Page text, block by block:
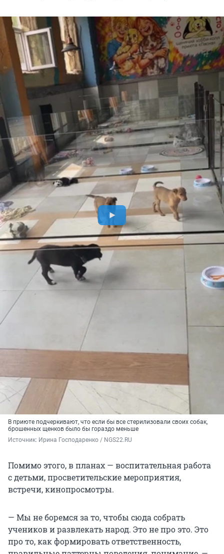
В приюте подчеркивают, что если бы все стерилизовали своих собак,
брошенных щенков было бы гораздо меньше
Источник: Ирина Господаренко / NGS22.RU
Помимо этого, в планах — воспитательная работа
с детьми, просветительские мероприятия,
встречи, кинопросмотры.
— Мы не боремся за то, чтобы сюда собрать
учеников и развлекать народ. Это не про это. Это
про то, как формировать ответственность,